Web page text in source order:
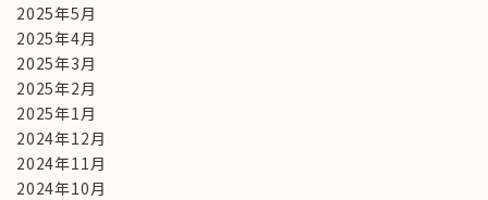
2025年5月
2025年4月
2025年3月
2025年2月
2025年1月
2024年12月
2024年11月
2024年10月